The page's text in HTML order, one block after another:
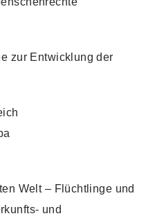
zur Entwicklung der
Welt – Flüchtlinge und
und